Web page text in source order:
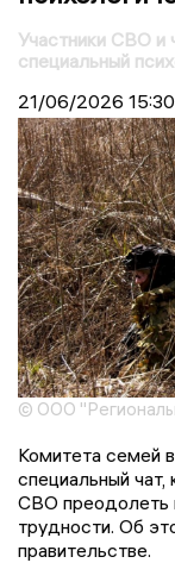
Участники СВО и
специальный
21/06/2026 15:30
© ООО
Комитета семей
специальный
СВО преодолеть
трудности. Об
правительстве.